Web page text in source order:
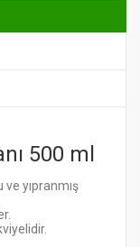
500 ml
ve yıpranmış